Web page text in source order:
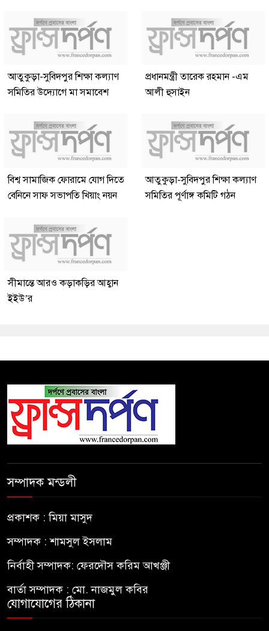
আতুকুড়া-সুবিদপুর শিক্ষা কল্যাণ
সমিতির উদ্যোগে মা সমাবেশ
প্রধানমন্ত্রী তারেক রহমান -এম
আলী হুসাইন
বিশ্ব সামাজিক ফোরামে যোগ দিতে
বেনিনে সাফ সভাপতি খিয়াং নয়ন
আতুকুড়া-সুবিদপুর শিক্ষা কল্যাণ
সমিতির পূর্ণাঙ্গ কমিটি গঠন
সীমান্তে আরও কড়াকড়ির আহ্বান
ইইউ’র
সম্পাদক মন্ডলী
প্রকাশক : মিয়া মাসুদ
সম্পাদক : শামসুল ইসলাম
নির্বাহী সম্পাদক: ফেরদৌস করিম আখঞ্জী
বার্তা সম্পাদক : মো. নাজমুল কবির
যোগাযোগের ঠিকানা